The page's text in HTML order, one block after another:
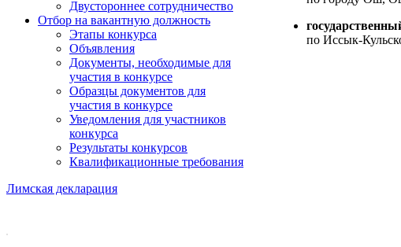
Двустороннее сотрудничество
Отбор на вакантную должность
Этапы конкурса
Объявления
Документы, необходимые для
участия в конкурсе
Образцы документов для
участия в конкурсе
Уведомления для участников
конкурса
Результаты конкурсов
Квалификационные требования
Лимская декларация
по Иссык-